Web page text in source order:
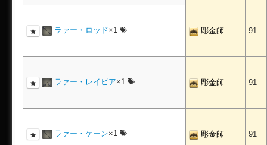
ラァー・ロッド×1 彫金師 91
ラァー・レイピア×1 彫金師 91
ラァー・ケーン×1 彫金師 91